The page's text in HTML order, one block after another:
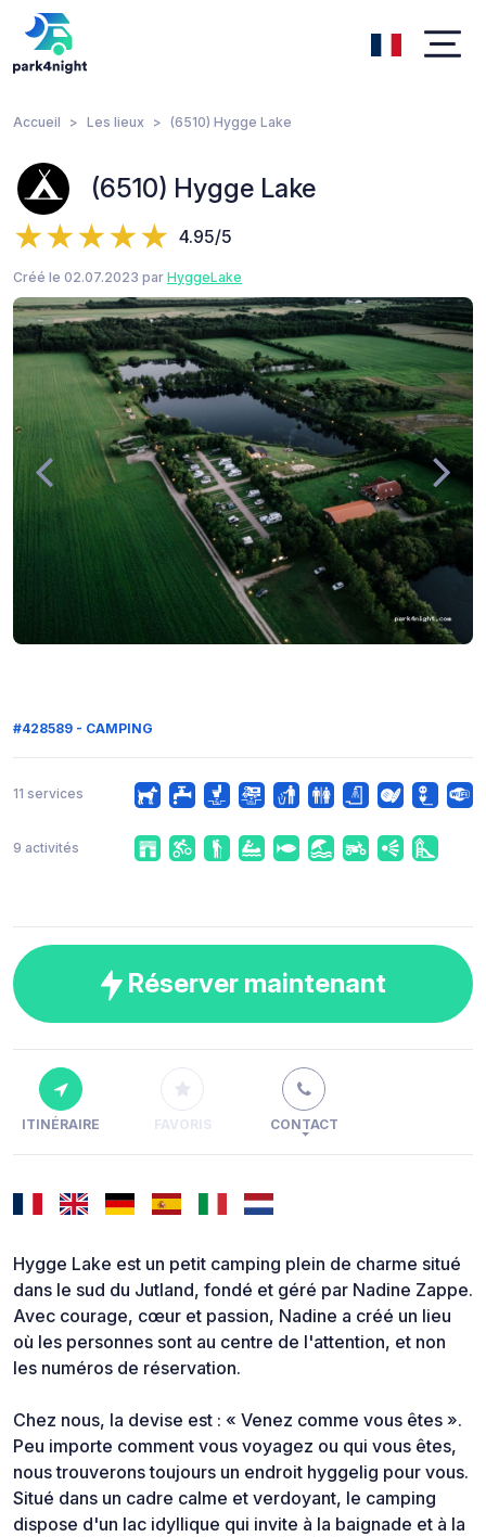
Accueil Les lieux (6510) Hygge Lake
(6510) Hygge Lake
4.95/5
Créé le 02.07.2023 par HyggeLake
#428589 - CAMPING
11 services
9 activités
Réserver maintenant
ITINÉRAIRE FAVORIS CONTACT
Hygge Lake est un petit camping plein de charme situé
dans le sud du Jutland, fondé et géré par Nadine Zappe.
Avec courage, cœur et passion, Nadine a créé un lieu
où les personnes sont au centre de l'attention, et non
les numéros de réservation.
Chez nous, la devise est : « Venez comme vous êtes ».
Peu importe comment vous voyagez ou qui vous êtes,
nous trouverons toujours un endroit hyggelig pour vous.
Situé dans un cadre calme et verdoyant, le camping
dispose d'un lac idyllique qui invite à la baignade et à la